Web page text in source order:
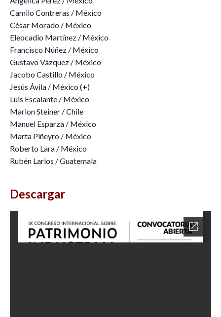
Camilo Contreras / México
César Morado / México
Eleocadio Martínez / México
Francisco Núñez / México
Gustavo Vázquez / México
Jacobo Castillo / México
Jesús Ávila / México (+)
Luis Escalante / México
Marion Steiner / Chile
Manuel Esparza / México
Marta Piñeyro / México
Roberto Lara / México
Rubén Larios / Guatemala
Descargar